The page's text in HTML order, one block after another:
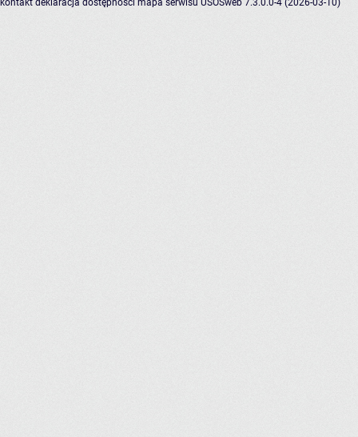
kontakt deklaracja dostępności mapa serwisu USOSweb 7.3.0.0-4 (2026-03-10)